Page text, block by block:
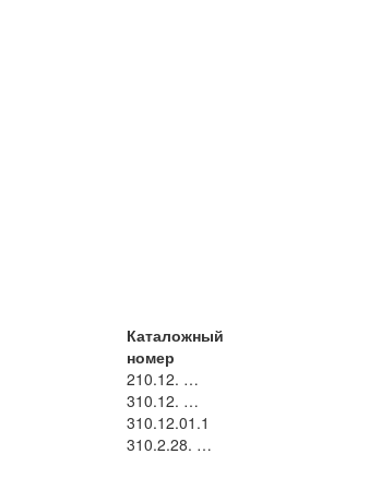
Каталожный
номер
210.12. …
310.12. …
310.12.01.1
310.2.28. …